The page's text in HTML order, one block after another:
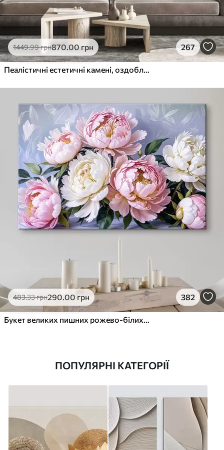
1449.99грн870.00 грн 267
Пеалістичні естетичні камені, оздоблення будинку, природне освітлення
483.33грн290.00 грн 382
Букет великих пишних рожево-білих квітів півонії із зеленим листям на м’якому розмитому фоні
ПОПУЛЯРНІ КАТЕГОРІЇ